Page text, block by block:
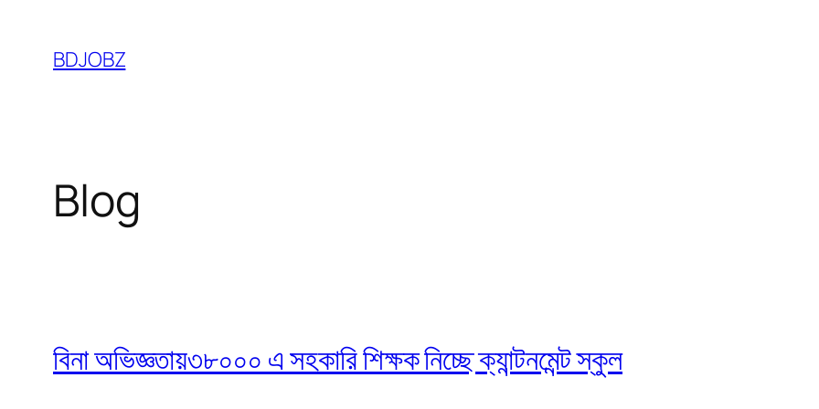
content
BDJOBZ
Blog
বিনা অভিজ্ঞতায়৩৮০০০ এ সহকারি শিক্ষক নিচ্ছে ক্যান্টনমেন্ট স্কুল